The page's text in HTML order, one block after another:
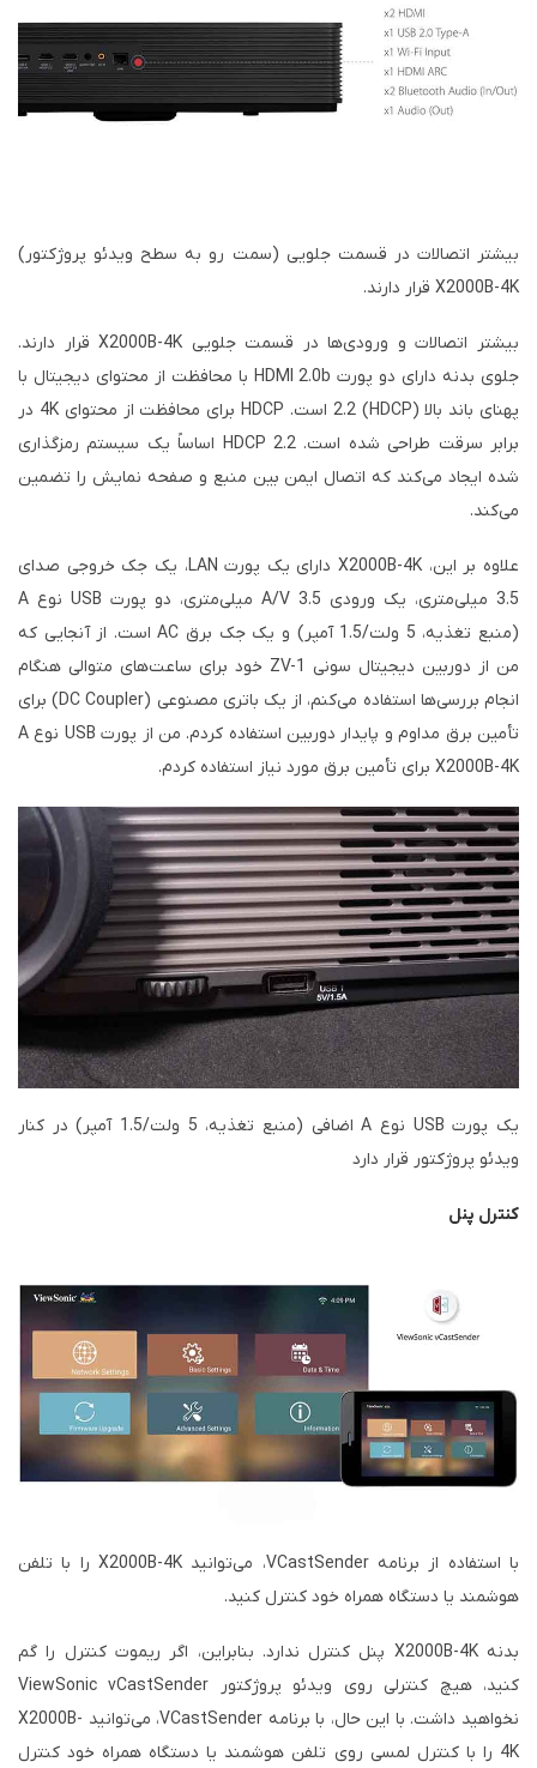
بیشتر اتصالات در قسمت جلویی (سمت رو به سطح ویدئو پروژکتور)
X2000B-4K قرار دارند.
بیشتر اتصالات و ورودی‌ها در قسمت جلویی X2000B-4K قرار دارند.
جلوی بدنه دارای دو پورت HDMI 2.0b با محافظت از محتوای دیجیتال با
پهنای باند بالا (HDCP) 2.2 است. HDCP برای محافظت از محتوای 4K در
برابر سرقت طراحی شده است. HDCP 2.2 اساساً یک سیستم رمزگذاری
شده ایجاد می‌کند که اتصال ایمن بین منبع و صفحه نمایش را تضمین
می‌کند.
علاوه بر این، X2000B-4K دارای یک پورت LAN، یک جک خروجی صدای
3.5 میلی‌متری، یک ورودی A/V 3.5 میلی‌متری، دو پورت USB نوع A
(منبع تغذیه، 5 ولت/1.5 آمپر) و یک جک برق AC است. از آنجایی که
من از دوربین دیجیتال سونی ZV-1 خود برای ساعت‌های متوالی هنگام
انجام بررسی‌ها استفاده می‌کنم، از یک باتری مصنوعی (DC Coupler) برای
تأمین برق مداوم و پایدار دوربین استفاده کردم. من از پورت USB نوع A
X2000B-4K برای تأمین برق مورد نیاز استفاده کردم.
یک پورت USB نوع A اضافی (منبع تغذیه، 5 ولت/1.5 آمپر) در کنار
ویدئو پروژکتور قرار دارد
کنترل پنل
با استفاده از برنامه VCastSender، می‌توانید X2000B-4K را با تلفن
هوشمند یا دستگاه همراه خود کنترل کنید.
بدنه X2000B-4K پنل کنترل ندارد. بنابراین، اگر ریموت کنترل را گم
کنید، هیچ کنترلی روی ویدئو پروژکتور ViewSonic vCastSender
نخواهید داشت. با این حال، با برنامه VCastSender، می‌توانید X2000B-
4K را با کنترل لمسی روی تلفن هوشمند یا دستگاه همراه خود کنترل